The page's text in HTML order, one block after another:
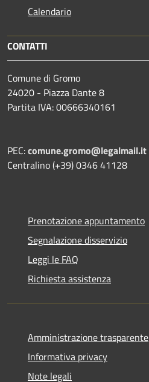
Calendario
CONTATTI
Comune di Gromo
24020 - Piazza Dante 8
Partita IVA: 00666340161
PEC:comune.gromo@legalmail.it
Centralino (+39) 0346 41128
Prenotazione appuntamento
Segnalazione disservizio
Leggi le FAQ
Richiesta assistenza
Amministrazione trasparente
Informativa privacy
Note legali